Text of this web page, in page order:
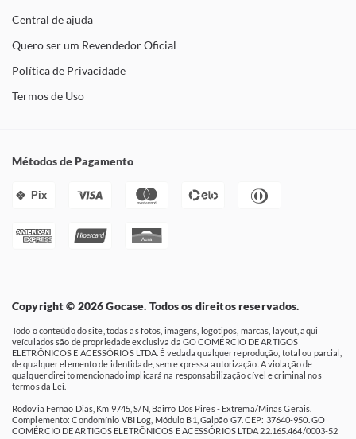
Central de ajuda
Quero ser um Revendedor Oficial
Política de Privacidade
Termos de Uso
Métodos de Pagamento
Pix
Copyright © 2026 Gocase. Todos os direitos reservados.
Todo o conteúdo do site, todas as fotos, imagens, logotipos, marcas, layout, aqui
veículados são de propriedade exclusiva da GO COMÉRCIO DE ARTIGOS
ELETRÔNICOS E ACESSÓRIOS LTDA. É vedada qualquer reprodução, total ou parcial,
de qualquer elemento de identidade, sem expressa autorização. A violação de
qualquer direito mencionado implicará na responsabilização cível e criminal nos
termos da Lei.
Rodovia Fernão Dias, Km 9745, S/N, Bairro Dos Pires - Extrema/Minas Gerais.
Complemento: Condomínio VBI Log, Módulo B1, Galpão G7. CEP: 37640-950. GO
COMÉRCIO DE ARTIGOS ELETRÔNICOS E ACESSÓRIOS LTDA 22.165.464/0003-52